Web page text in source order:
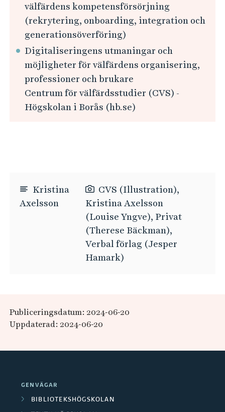
välfärdens kompetensförsörjning
(rekrytering, onboarding, integration och
generationsöverföring)
Digitaliseringens utmaningar och
möjligheter för välfärdens organisering,
professioner och brukare
Centrum för välfärdsstudier (CVS) -
Högskolan i Borås (hb.se)
Kristina
Axelsson
CVS (Illustration),
Kristina Axelsson
(Louise Yngve), Privat
(Therese Bäckman),
Verbal förlag (Jesper
Hamark)
Publiceringsdatum: 2024-06-20
Uppdaterad: 2024-06-20
GENVÄGAR
BIBLIOTEKSHÖGSKOLAN